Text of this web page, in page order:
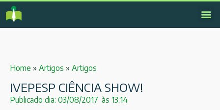
Home » Artigos » Artigos
IVEPESP CIÊNCIA SHOW!
Publicado dia: 03/08/2017 às 13:14